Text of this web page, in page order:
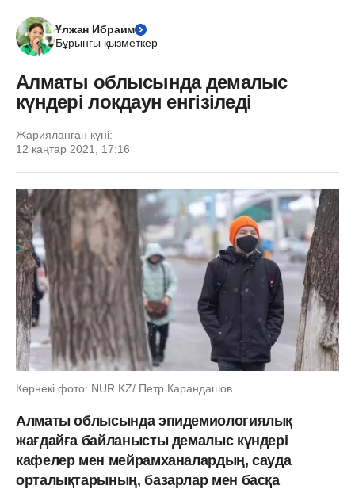
Ұлжан Ибраим
Бұрынғы қызметкер
Алматы облысында демалыс
күндері локдаун енгізіледі
Жарияланған күні:
12 қаңтар 2021, 17:16
Көрнекі фото: NUR.KZ/ Петр Карандашов
Алматы облысында эпидемиологиялық
жағдайға байланысты демалыс күндері
кафелер мен мейрамханалардың, сауда
орталықтарының, базарлар мен басқа